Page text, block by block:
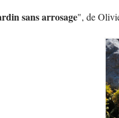
sans arrosage", de